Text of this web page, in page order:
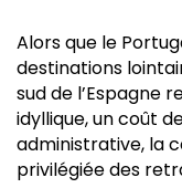
Alors que le
destinations
sud de l’Espagne
idyllique, un coût
administrative, la
privilégiée des